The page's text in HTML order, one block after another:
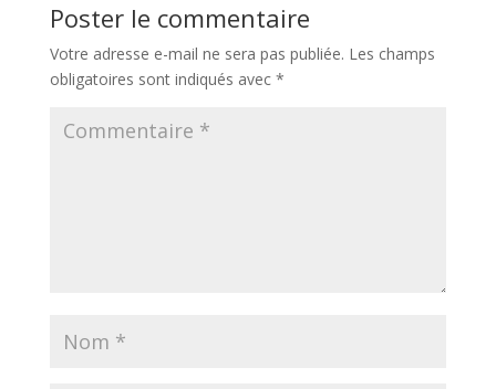
Poster le commentaire
Votre adresse e-mail ne sera pas publiée. Les champs
obligatoires sont indiqués avec *